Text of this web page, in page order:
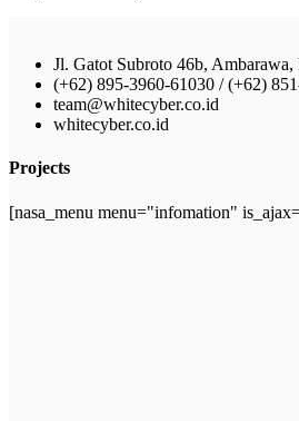
Jl. Gatot Subroto 46b, Ambarawa,
(+62) 895-3960-61030 / (+62)
team@whitecyber.co.id
whitecyber.co.id
Projects
[nasa_menu menu="infomation"